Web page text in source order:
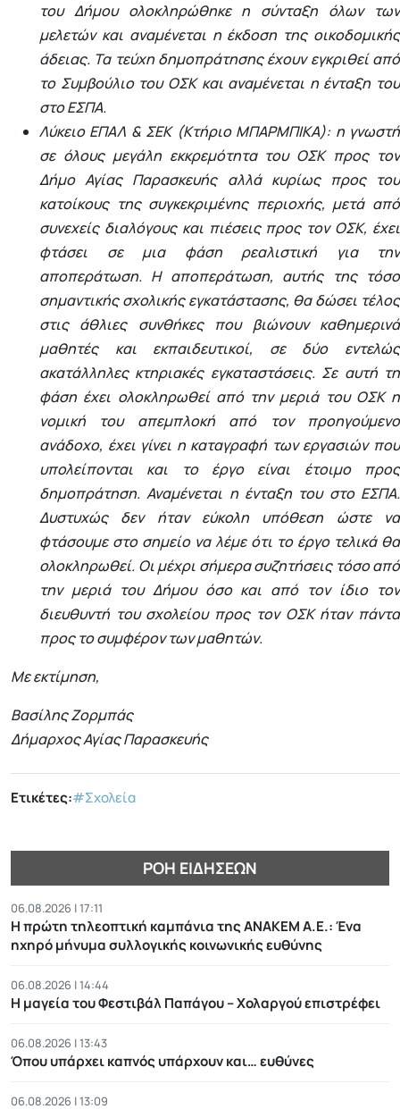
του Δήμου ολοκληρώθηκε η σύνταξη όλων των
μελετών και αναμένεται η έκδοση της οικοδομικής
άδειας. Τα τεύχη δημοπράτησης έχουν εγκριθεί από
το Συμβούλιο του ΟΣΚ και αναμένεται η ένταξη του
στο ΕΣΠΑ.
Λύκειο ΕΠΑΛ & ΣΕΚ (Κτήριο ΜΠΑΡΜΠΙΚΑ): η γνωστή
σε όλους μεγάλη εκκρεμότητα του ΟΣΚ προς τον
Δήμο Αγίας Παρασκευής αλλά κυρίως προς του
κατοίκους της συγκεκριμένης περιοχής, μετά από
συνεχείς διαλόγους και πιέσεις προς τον ΟΣΚ, έχει
φτάσει σε μια φάση ρεαλιστική για την
αποπεράτωση. Η αποπεράτωση, αυτής της τόσο
σημαντικής σχολικής εγκατάστασης, θα δώσει τέλος
στις άθλιες συνθήκες που βιώνουν καθημερινά
μαθητές και εκπαιδευτικοί, σε δύο εντελώς
ακατάλληλες κτηριακές εγκαταστάσεις. Σε αυτή τη
φάση έχει ολοκληρωθεί από την μεριά του ΟΣΚ η
νομική του απεμπλοκή από τον προηγούμενο
ανάδοχο, έχει γίνει η καταγραφή των εργασιών που
υπολείπονται και το έργο είναι έτοιμο προς
δημοπράτηση. Αναμένεται η ένταξη του στο ΕΣΠΑ.
Δυστυχώς δεν ήταν εύκολη υπόθεση ώστε να
φτάσουμε στο σημείο να λέμε ότι το έργο τελικά θα
ολοκληρωθεί. Οι μέχρι σήμερα συζητήσεις τόσο από
την μεριά του Δήμου όσο και από τον ίδιο τον
διευθυντή του σχολείου προς τον ΟΣΚ ήταν πάντα
προς το συμφέρον των μαθητών.
Με εκτίμηση,
Βασίλης Ζορμπάς
Δήμαρχος Αγίας Παρασκευής
Ετικέτες:#Σχολεία
ΡΟΉ ΕΙΔΉΣΕΩΝ
06.08.2026 | 17:11
Η πρώτη τηλεοπτική καμπάνια της ΑΝΑΚΕΜ Α.Ε.: Ένα
ηχηρό μήνυμα συλλογικής κοινωνικής ευθύνης
06.08.2026 | 14:44
Η μαγεία του Φεστιβάλ Παπάγου – Χολαργού επιστρέφει
06.08.2026 | 13:43
Όπου υπάρχει καπνός υπάρχουν και… ευθύνες
06.08.2026 | 13:09